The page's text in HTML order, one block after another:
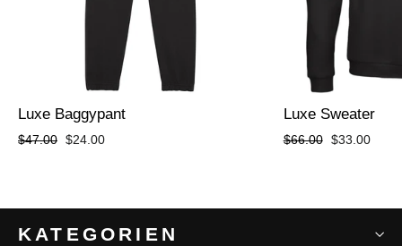
Luxe Baggypant
Normaler
$47.00 Sonderpreis
$24.00
Luxe Sweater
Normaler
$66.00 Sonderpreis
$33.00
KATEGORIEN